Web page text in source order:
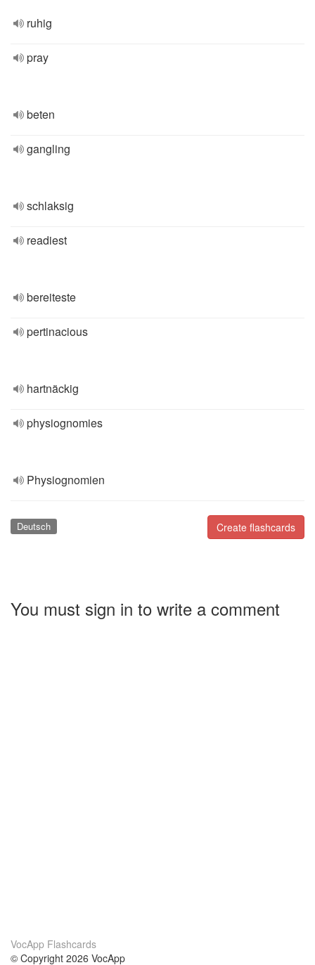
ruhig
pray
beten
gangling
schlaksig
readiest
bereiteste
pertinacious
hartnäckig
physiognomies
Physiognomien
Create flashcards
Deutsch
You must sign in to write a comment
VocApp Flashcards
© Copyright 2026 VocApp